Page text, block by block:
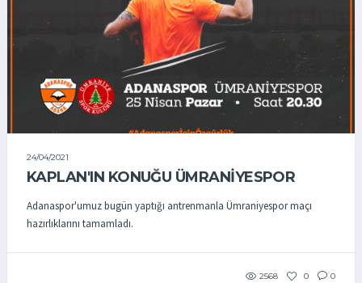
24/04/2021
KAPLAN'IN KONUĞU ÜMRANİYESPOR
Adanaspor'umuz bugün yaptığı antrenmanla Ümraniyespor maçı
hazırlıklarını tamamladı.
2568 0 0